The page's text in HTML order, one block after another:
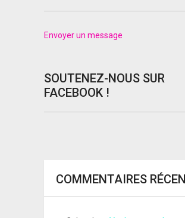
Envoyer un message
SOUTENEZ-NOUS SUR
FACEBOOK !
COMMENTAIRES